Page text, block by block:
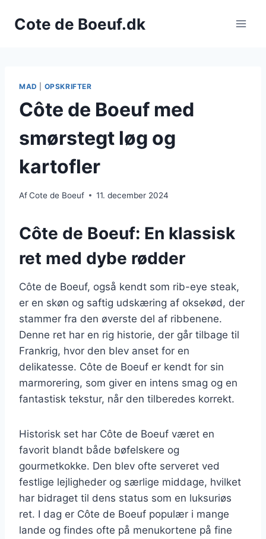
Cote de Boeuf.dk
MAD OPSKRIFTER
Côte de Boeuf med
smørstegt løg og
kartofler
AfCote de Boeuf 11. december 2024
Côte de Boeuf: En klassisk
ret med dybe rødder
Côte de Boeuf, også kendt som rib-eye steak,
er en skøn og saftig udskæring af oksekød, der
stammer fra den øverste del af ribbenene.
Denne ret har en rig historie, der går tilbage til
Frankrig, hvor den blev anset for en
delikatesse. Côte de Boeuf er kendt for sin
marmorering, som giver en intens smag og en
fantastisk tekstur, når den tilberedes korrekt.
Historisk set har Côte de Boeuf været en
favorit blandt både bøfelskere og
gourmetkokke. Den blev ofte serveret ved
festlige lejligheder og særlige middage, hvilket
har bidraget til dens status som en luksuriøs
ret. I dag er Côte de Boeuf populær i mange
lande og findes ofte på menukortene på fine